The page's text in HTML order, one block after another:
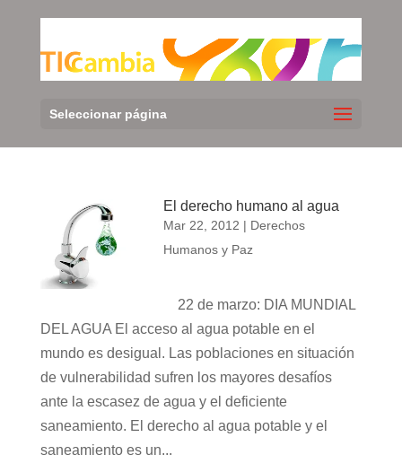
Seleccionar página
El derecho humano al agua
Mar 22, 2012 | Derechos
Humanos y Paz
22 de marzo: DIA MUNDIAL
DEL AGUA El acceso al agua potable en el
mundo es desigual. Las poblaciones en situación
de vulnerabilidad sufren los mayores desafíos
ante la escasez de agua y el deficiente
saneamiento. El derecho al agua potable y el
saneamiento es un...